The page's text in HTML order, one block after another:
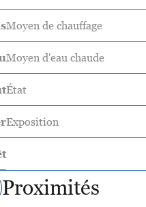
Moyen de chauffage
Moyen d'eau chaude
État
Exposition
Proximités